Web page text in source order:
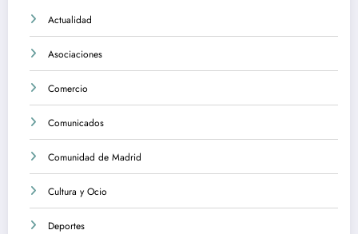
Actualidad
Asociaciones
Comercio
Comunicados
Comunidad de Madrid
Cultura y Ocio
Deportes